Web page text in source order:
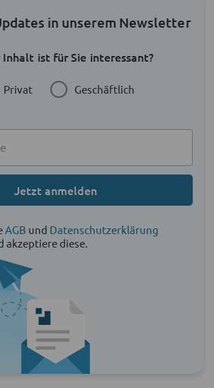
in unserem Newsletter
ist für Sie interessant?
Privat Geschäftlich
Jetzt anmelden
AGB und Datenschutzerklärung
akzeptiere diese.